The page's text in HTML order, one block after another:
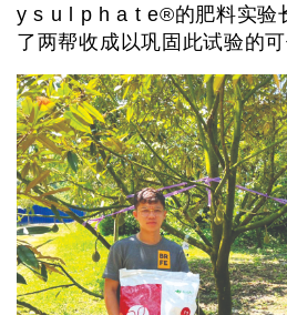
y s u l p h a t e®的肥料实验
了两帮收成以巩固此试验的可